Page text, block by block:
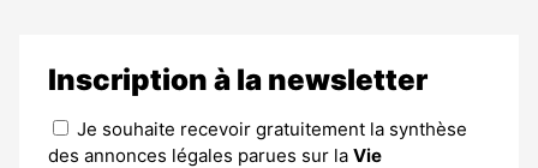
Inscription à la newsletter
Je souhaite recevoir gratuitement la synthèse
des annonces légales parues sur la Vie